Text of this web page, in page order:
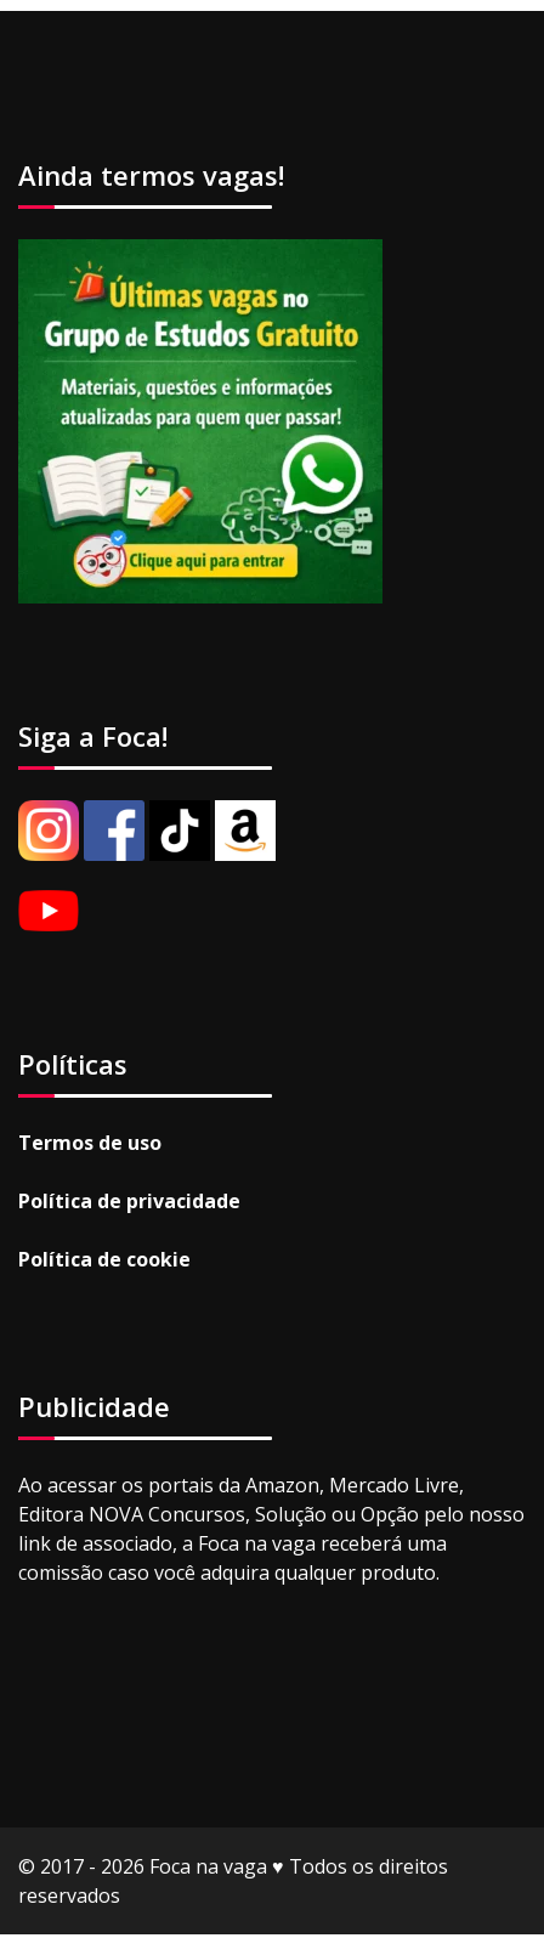
Ainda termos vagas!
Siga a Foca!
Políticas
Termos de uso
Política de privacidade
Política de cookie
Publicidade
Ao acessar os portais da Amazon, Mercado Livre,
Editora NOVA Concursos, Solução ou Opção pelo nosso
link de associado, a Foca na vaga receberá uma
comissão caso você adquira qualquer produto.
© 2017 - 2026 Foca na vaga ♥️ Todos os direitos
reservados